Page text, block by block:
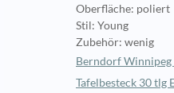
Oberfläche: poliert
Stil: Young
Zubehör: wenig
Berndorf
Tafelbesteck 30 tlg